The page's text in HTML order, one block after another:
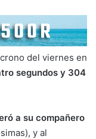
del viernes en
segundos y 304
a su compañero
y al